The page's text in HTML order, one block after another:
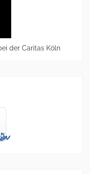
der Caritas Köln